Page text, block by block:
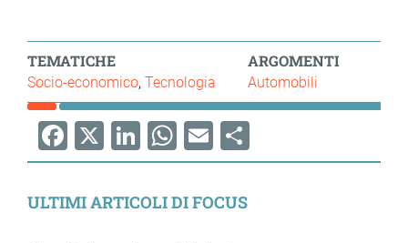
TEMATICHE
Socio-economico Tecnologia
ARGOMENTI
Automobili
Facebook
X LinkedIn
WhatsApp
EmailShare
ULTIMI ARTICOLI DI FOCUS